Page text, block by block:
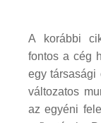
A korábbi
fontos a cég
egy társasági
változatos
az egyéni